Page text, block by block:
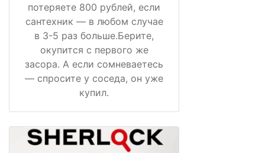
потеряете 800 рублей, если
сантехник — в любом случае
в 3-5 раз больше.Берите,
окупится с первого же
засора. А если сомневаетесь
— спросите у соседа, он уже
купил.